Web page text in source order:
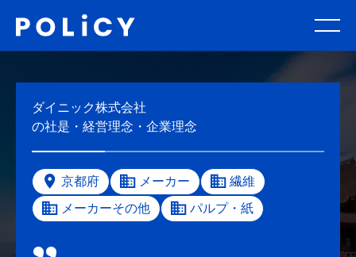
ダイニック株式会社
の社是・経営理念・企業理念
京都府 メーカー
繊維
メーカーその他
パルプ・紙